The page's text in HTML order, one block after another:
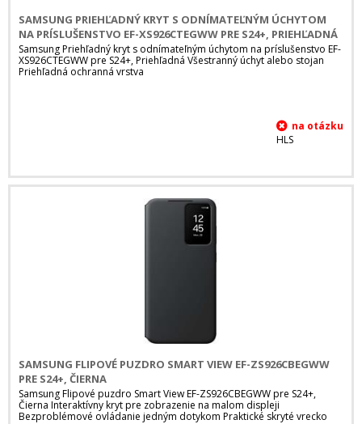
SAMSUNG PRIEHĽADNÝ KRYT S ODNÍMATEĽNÝM ÚCHYTOM
NA PRÍSLUŠENSTVO EF-XS926CTEGWW PRE S24+, PRIEHĽADNÁ
Samsung Priehľadný kryt s odnímateľným úchytom na príslušenstvo EF-
XS926CTEGWW pre S24+, Priehľadná Všestranný úchyt alebo stojan
Priehľadná ochranná vrstva
HLS
SAMSUNG FLIPOVÉ PUZDRO SMART VIEW EF-ZS926CBEGWW
PRE S24+, ČIERNA
Samsung Flipové puzdro Smart View EF-ZS926CBEGWW pre S24+,
Čierna Interaktívny kryt pre zobrazenie na malom displeji
Bezproblémové ovládanie jedným dotykom Praktické skryté vrecko